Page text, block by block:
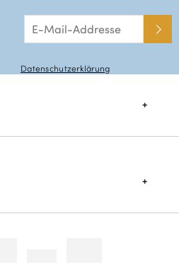
Datenschutzerklärung